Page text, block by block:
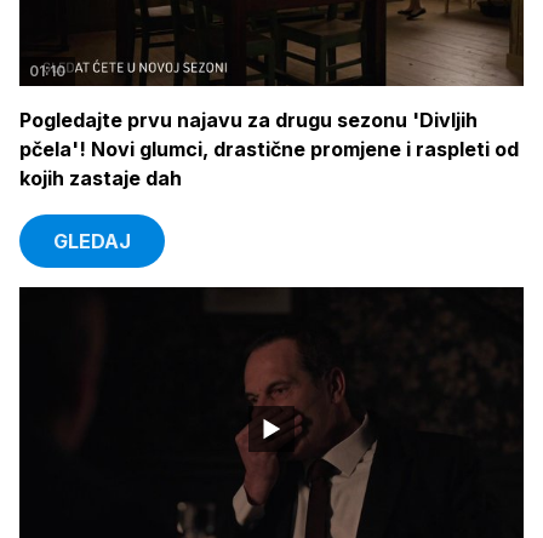
01:10
Pogledajte prvu najavu za drugu sezonu 'Divljih
pčela'! Novi glumci, drastične promjene i raspleti od
kojih zastaje dah
GLEDAJ